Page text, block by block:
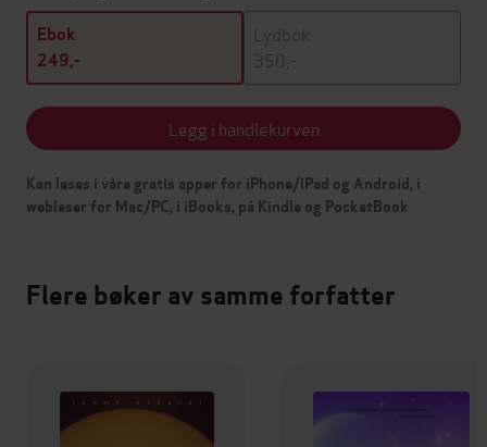
Ebok
249,-
Lydbok
350,-
Legg i handlekurven
Kan leses i våre gratis apper for iPhone/iPad og Android, i
webleser for Mac/PC, i iBooks, på Kindle og PocketBook
Flere bøker av samme forfatter